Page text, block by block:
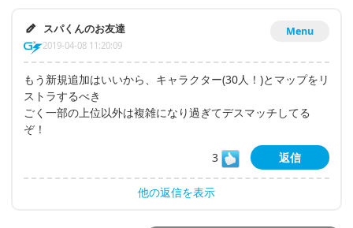
Menu
スパくんのお友達
2019-04-08 11:20:09
もう新規追加はいいから、キャラクター(30人！)とマップをリ
ストラするべき
ごく一部の上位以外は複雑になり過ぎてデスマッチしてる
ぞ！
3
返信
他の返信を表示